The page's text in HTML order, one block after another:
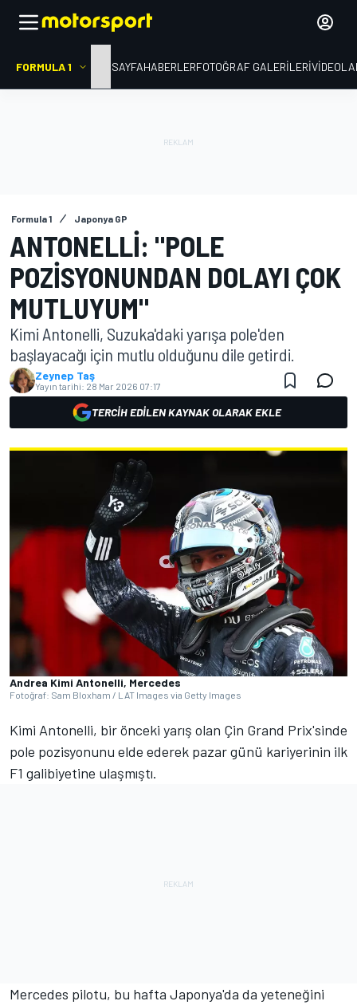
FORMULA 1 ANA SAYFAHABERLERFOTOĞRAF GALERILERI
Formula 1 Japonya GP
ANTONELLI: "POLE
POZISYONUNDAN DOLAYI ÇOK
MUTLUYUM"
Kimi Antonelli, Suzuka'daki yarışa pole'den
başlayacağı için mutlu olduğunu dile getirdi.
Zeynep Taş
Yayın tarihi: 28 Mar 2026 07:17
TERCIH EDILEN KAYNAK OLARAK EKLE
Andrea Kimi Antonelli, Mercedes
Fotoğraf: Sam Bloxham / LAT Images via Getty Images
Kimi Antonelli, bir önceki yarış olan Çin Grand Prix'sinde
pole pozisyonunu elde ederek pazar günü kariyerinin ilk
F1 galibiyetine ulaşmıştı.
Mercedes pilotu, bu hafta Japonya'da da yeteneğini